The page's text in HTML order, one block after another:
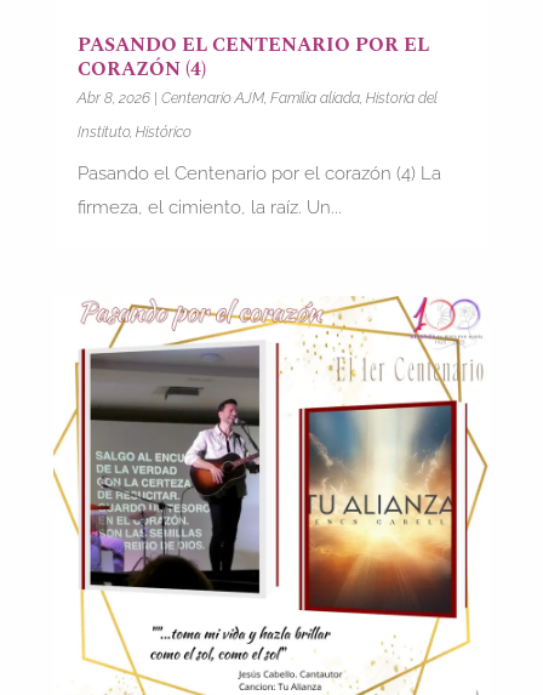
PASANDO EL CENTENARIO POR EL
CORAZÓN (4)
Abr 8, 2026| Centenario AJM, Familia aliada, Historia del
Instituto, Histórico
Pasando el Centenario por el corazón (4) La
firmeza, el cimiento, la raíz. Un...